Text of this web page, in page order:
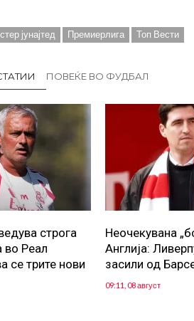
јунајтед Премиерлига Топ Вести
ПОВЕЌЕ ВО ФУДБАЛ
строга
во Реал
се трите нови
Неочекувана
Англија:
засили од
09:11, 08 август